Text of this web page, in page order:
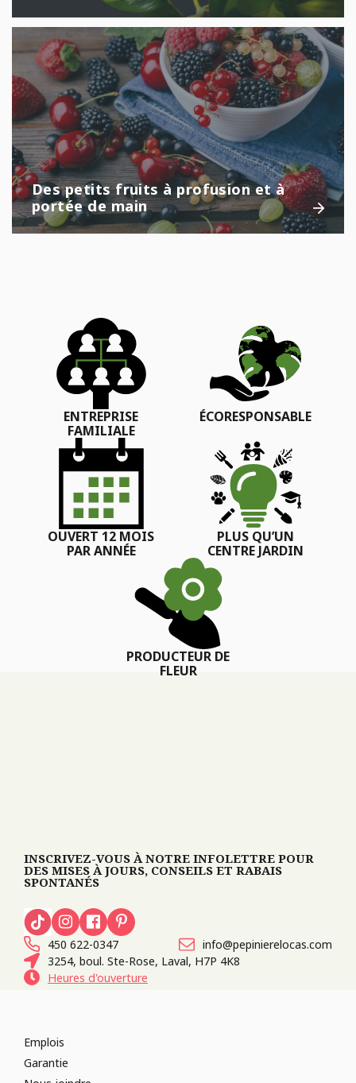
Des petits fruits à profusion et à
portée de main
ENTREPRISE
FAMILIALE
ÉCORESPONSABLE
OUVERT 12 MOIS
PAR ANNÉE
PLUS QU’UN
CENTRE JARDIN
PRODUCTEUR DE
FLEUR
INSCRIVEZ-VOUS À NOTRE INFOLETTRE POUR
DES MISES À JOURS, CONSEILS ET RABAIS
SPONTANÉS
450 622-0347
info@pepinierelocas.com
3254, boul. Ste-Rose, Laval, H7P 4K8
Heures d'ouverture
Emplois
Garantie